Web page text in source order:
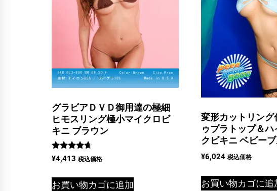
グラビアＤＶＤ御用達の極細
ヒモスリング極小マイクロビ
キニ ブラウン
5段階中
4.50
¥4,413 税込価格
お買い物カゴに追加
変形カットリング
ゥブラトップ＆ハ
クビキニ ベビー
¥6,024 税込価格
お買い物カゴに追